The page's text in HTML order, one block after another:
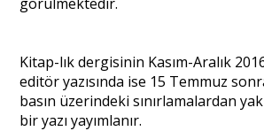
Kitap-lık dergisinin Kasım-Aralık
editör yazısında ise 15 Temmuz
basın üzerindeki sınırlamalardan
bir yazı yayımlanır.